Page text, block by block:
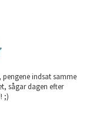
pengene indsat samme
sågar dagen efter
;)